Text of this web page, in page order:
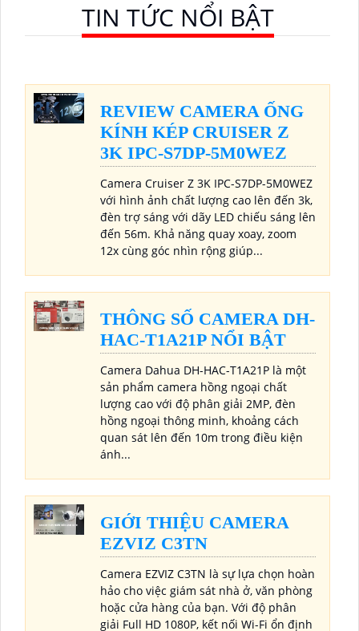
TIN TỨC NỔI BẬT
REVIEW CAMERA ỐNG
KÍNH KÉP CRUISER Z
3K IPC-S7DP-5M0WEZ
Camera Cruiser Z 3K IPC-S7DP-5M0WEZ
với hình ảnh chất lượng cao lên đến 3k,
đèn trợ sáng với dãy LED chiếu sáng lên
đến 56m. Khả năng quay xoay, zoom
12x cùng góc nhìn rộng giúp...
THÔNG SỐ CAMERA DH-
HAC-T1A21P NỔI BẬT
Camera Dahua DH-HAC-T1A21P là một
sản phẩm camera hồng ngoại chất
lượng cao với độ phân giải 2MP, đèn
hồng ngoại thông minh, khoảng cách
quan sát lên đến 10m trong điều kiện
ánh...
GIỚI THIỆU CAMERA
EZVIZ C3TN
Camera EZVIZ C3TN là sự lựa chọn hoàn
hảo cho việc giám sát nhà ở, văn phòng
hoặc cửa hàng của bạn. Với độ phân
giải Full HD 1080P, kết nối Wi-Fi ổn định